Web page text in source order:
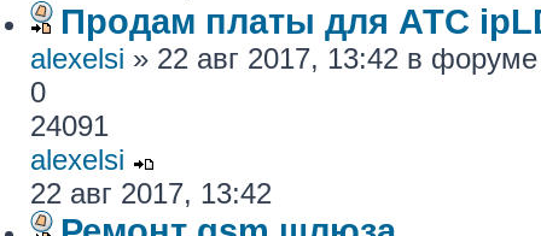
Продам платы для АТС
alexelsi » 22 авг 2017, 13:42 в
0
24091
alexelsi
22 авг 2017, 13:42